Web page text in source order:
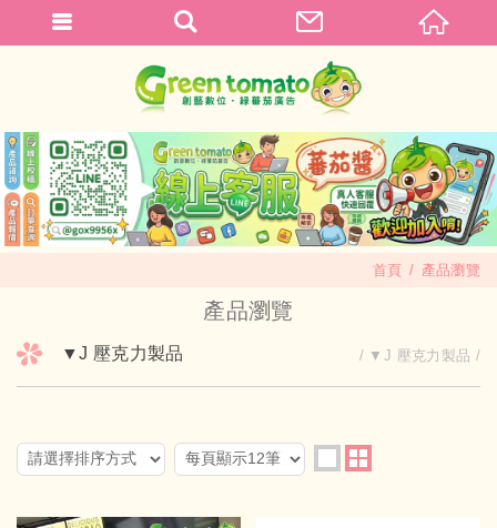
產品瀏覽
首頁 產品瀏覽
▼J 壓克力製品 ▼J 壓克力製品